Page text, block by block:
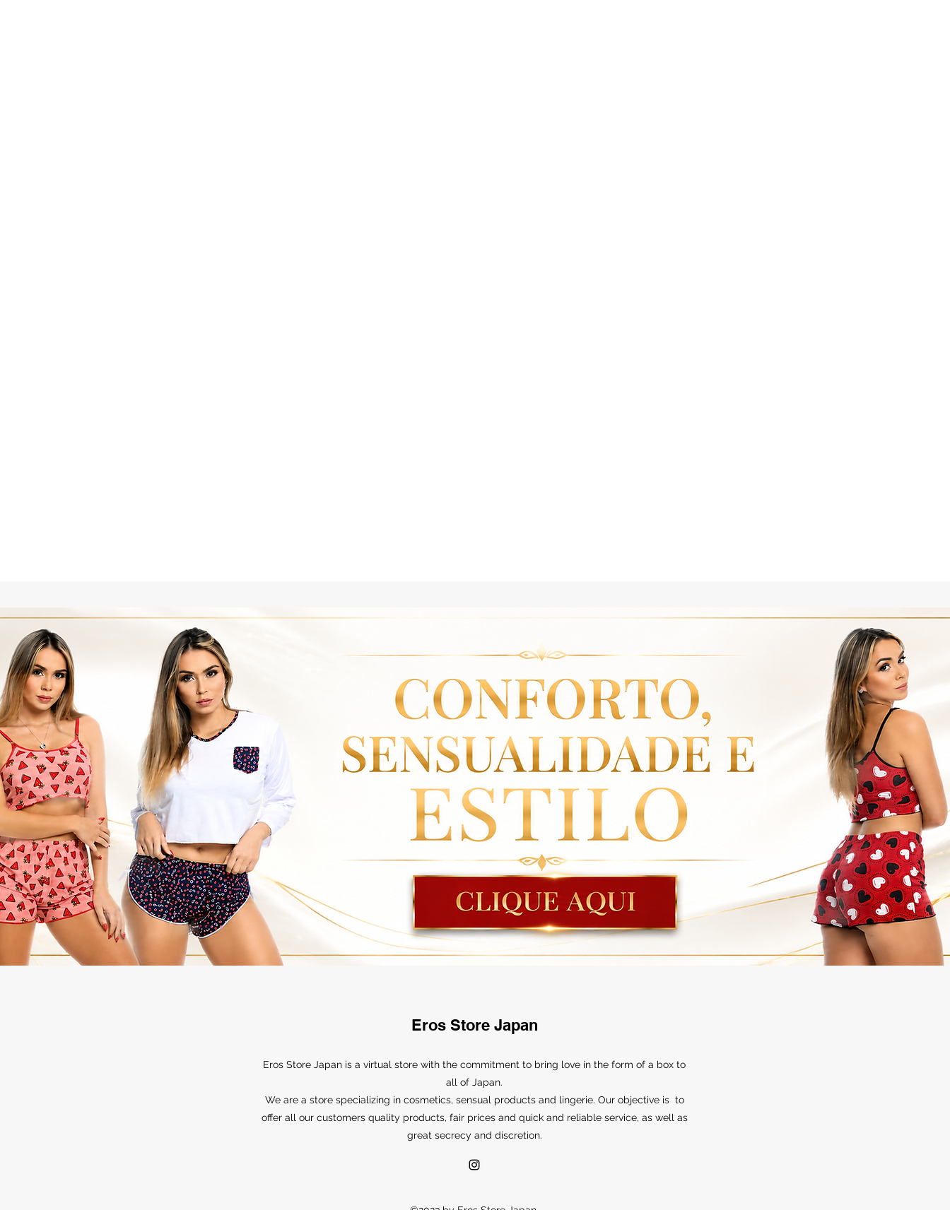
Eros Store Japan
Eros Store Japan is a virtual store with the commitment to bring love in the form of a box to
all of Japan.
We are a store specializing in cosmetics, sensual products and lingerie. Our objective is to
offer all our customers quality products, fair prices and quick and reliable service, as well as
great secrecy and discretion.